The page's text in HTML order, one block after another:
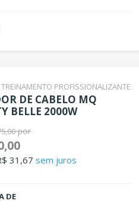
PROFISSIONALIZANTE
DE CABELO MQ
BELLE 2000W
por
31,67sem juros
DE